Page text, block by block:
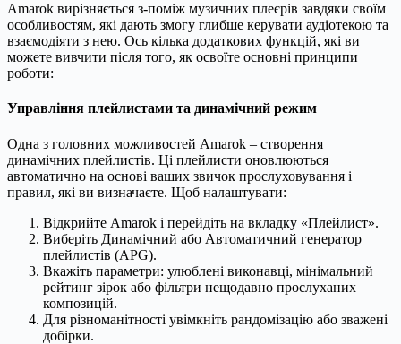
Amarok вирізняється з-поміж музичних плеєрів завдяки своїм
особливостям, які дають змогу глибше керувати аудіотекою та
взаємодіяти з нею. Ось кілька додаткових функцій, які ви
можете вивчити після того, як освоїте основні принципи
роботи:
Управління плейлистами та динамічний режим
Одна з головних можливостей Amarok – створення
динамічних плейлистів. Ці плейлисти оновлюються
автоматично на основі ваших звичок прослуховування і
правил, які ви визначаєте. Щоб налаштувати:
Відкрийте Amarok і перейдіть на вкладку «Плейлист».
Виберіть Динамічний або Автоматичний генератор
плейлистів (APG).
Вкажіть параметри: улюблені виконавці, мінімальний
рейтинг зірок або фільтри нещодавно прослуханих
композицій.
Для різноманітності увімкніть рандомізацію або зважені
добірки.